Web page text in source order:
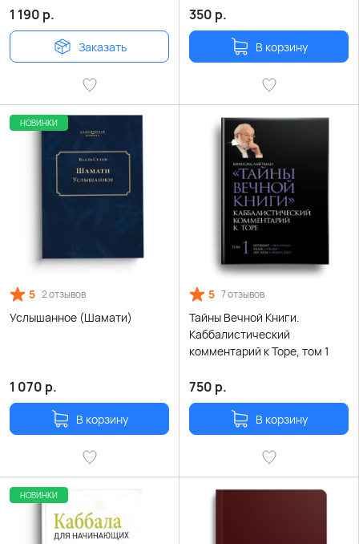
1 190 р.
Заказать
350 р.
В корзину
НОВИНКИ
5 2 отзывов
Услышанное (Шамати)
1 070 р.
В корзину
5 7 отзывов
Тайны Вечной Книги.
Каббалистический
комментарий к Торе, том 1
750 р.
В корзину
НОВИНКИ